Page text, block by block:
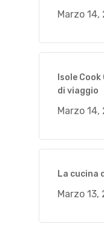
Marzo 14,
Isole
di viaggio
Marzo 14,
La cucina
Marzo 13,